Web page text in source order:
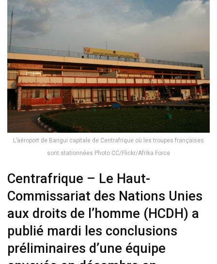
L’aéroport de Bangui capitale de Centrafrique où les troupes françaises
sont stationnées Photo CC/Flickr/Afrika Force
Centrafrique – Le Haut-
Commissariat des Nations Unies
aux droits de l’homme (HCDH) a
publié mardi les conclusions
préliminaires d’une équipe